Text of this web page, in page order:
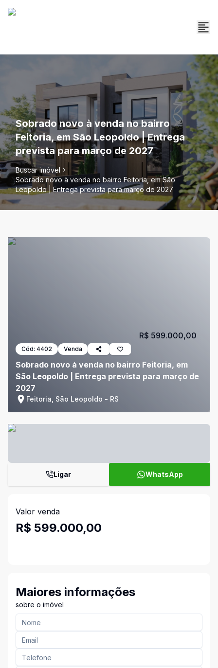
Sobrado novo à venda no bairro
Feitoria, em São Leopoldo | Entrega
prevista para março de 2027
Buscar imóvel
Sobrado novo à venda no bairro Feitoria, em São
Leopoldo | Entrega prevista para março de 2027
Cód: 4402 Venda
Sobrado novo à venda no bairro Feitoria, em
São Leopoldo | Entrega prevista para março de
2027
Feitoria, São Leopoldo - RS
R$ 599.000,00
Ligar WhatsApp
Valor venda
R$ 599.000,00
Maiores informações
sobre o imóvel